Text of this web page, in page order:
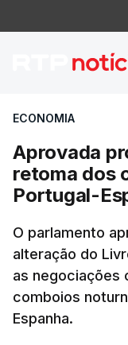
ECONOMIA
Aprovada
retoma dos
Portugal-
O parlamento
alteração do
as negociações
comboios
Espanha.